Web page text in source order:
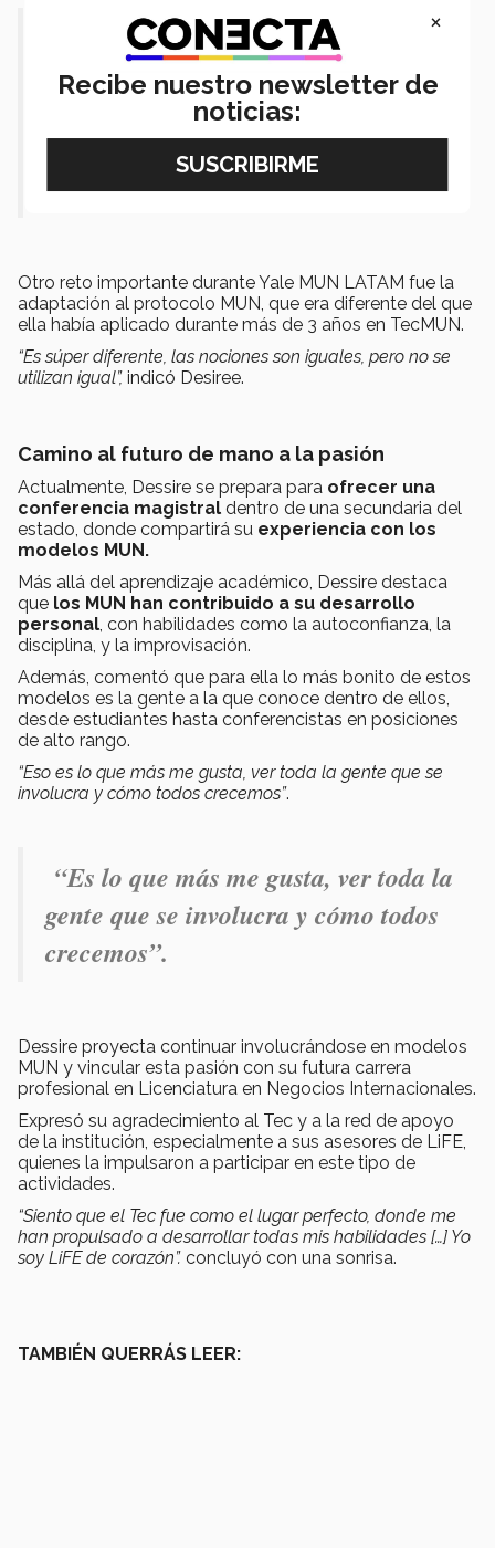
“Me hizo darme cuenta de que
puedo, no solo sostener una
conversación, sino también llevar a
cabo un evento completamente en
inglés”.
Otro reto importante durante Yale MUN LATAM fue la
adaptación al protocolo MUN, que era diferente del que
ella había aplicado durante más de 3 años en TecMUN.
“Es súper diferente, las nociones son iguales, pero no se
utilizan igual”, indicó Desiree.
Camino al futuro de mano a la pasión
Actualmente, Dessire se prepara para ofrecer una
conferencia magistral dentro de una secundaria del
estado, donde compartirá su experiencia con los
modelos MUN.
Más allá del aprendizaje académico, Dessire destaca
que los MUN han contribuido a su desarrollo
personal , con habilidades como la autoconfianza, la
disciplina, y la improvisación.
Además, comentó que para ella lo más bonito de estos
modelos es la gente a la que conoce dentro de ellos,
desde estudiantes hasta conferencistas en posiciones
de alto rango.
“Eso es lo que más me gusta, ver toda la gente que se
involucra y cómo todos crecemos”.
“Es lo que más me gusta, ver toda la
gente que se involucra y cómo todos
crecemos”.
Dessire proyecta continuar involucrándose en modelos
MUN y vincular esta pasión con su futura carrera
profesional en Licenciatura en Negocios Internacionales.
Expresó su agradecimiento al Tec y a la red de apoyo
de la institución, especialmente a sus asesores de LiFE,
quienes la impulsaron a participar en este tipo de
actividades.
“Siento que el Tec fue como el lugar perfecto, donde me
han propulsado a desarrollar todas mis habilidades […] Yo
soy LiFE de corazón”. concluyó con una sonrisa.
TAMBIÉN QUERRÁS LEER:
×
Recibe nuestro newsletter de
noticias: